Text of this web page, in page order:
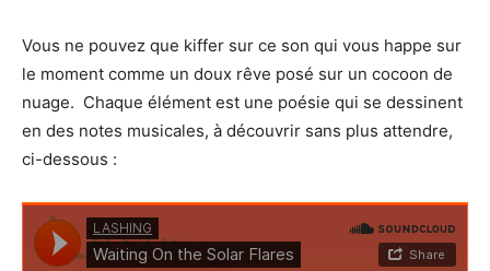
Vous ne pouvez que kiffer sur ce son qui vous happe sur
le moment comme un doux rêve posé sur un cocoon de
nuage. Chaque élément est une poésie qui se dessinent
en des notes musicales, à découvrir sans plus attendre,
ci-dessous :